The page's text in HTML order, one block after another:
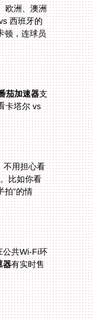
欧洲、澳洲
英国想看沙特 vs 西班牙的
顿，连球员
茄加速器支
持Android、iOS、Windows、mac这四个主流平台，而且一人多端设备同时用也没问题。比如你可以用手机看卡塔尔 vs
不用担心看
加速专线，还有独享100M带宽。比如你看
音完全同步，不会出现“画面慢半拍”的情
公共Wi-Fi环
器有实时售